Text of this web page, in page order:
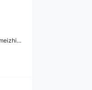
加入！